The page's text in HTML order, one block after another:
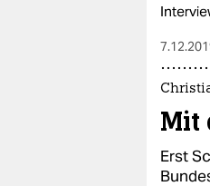
Mit
Erst